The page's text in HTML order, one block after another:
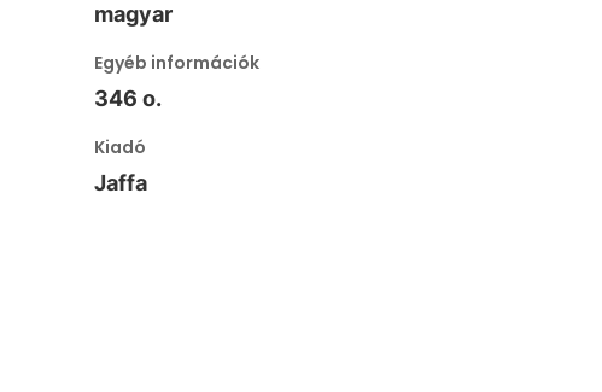
magyar
Egyéb információk
346 o.
Kiadó
Jaffa